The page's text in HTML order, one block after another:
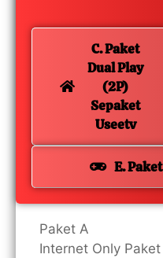
C. Paket
Dual Play
(2P)
Sepaket
Useetv
E.
Paket A
Internet Only Paket